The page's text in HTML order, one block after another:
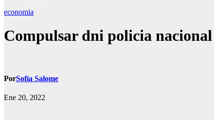
economia
Compulsar dni policia nacional
PorSofía Salome
Ene 20, 2022